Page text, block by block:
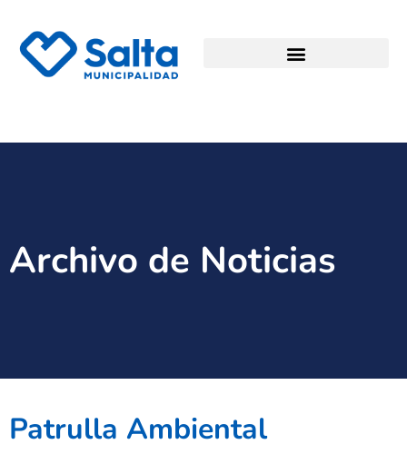
Archivo de Noticias
Patrulla Ambiental